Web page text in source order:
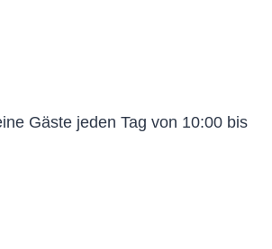
Gäste jeden Tag von 10:00 bis